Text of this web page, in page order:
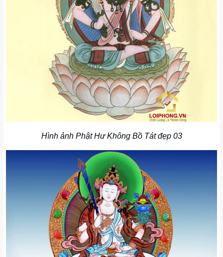
Hình ảnh Phật Hư Không Bồ Tát đẹp 03